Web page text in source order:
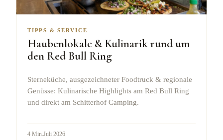
TIPPS & SERVICE
Haubenlokale & Kulinarik rund um
den Red Bull Ring
Sterneküche, ausgezeichneter Foodtruck & regionale
Genüsse: Kulinarische Highlights am Red Bull Ring
und direkt am Schitterhof Camping.
4 Min.Juli 2026